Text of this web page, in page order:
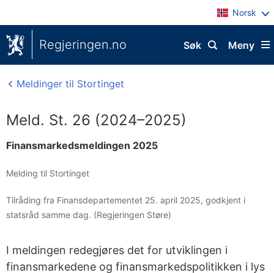
Norsk
Regjeringen.no Meny
Søk
Meldinger til Stortinget
Meld. St. 26 (2024–2025)
Finansmarkedsmeldingen 2025
Melding til Stortinget
Tilråding fra Finansdepartementet 25. april 2025, godkjent i
statsråd samme dag. (Regjeringen Støre)
I meldingen redegjøres det for utviklingen i
finansmarkedene og finansmarkedspolitikken i lys